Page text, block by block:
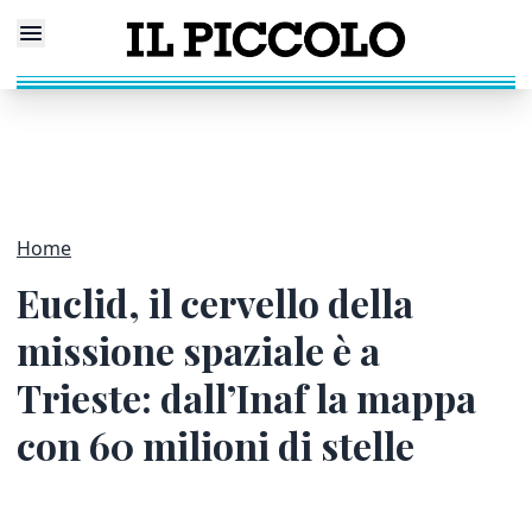
Home
Euclid, il cervello della
missione spaziale è a
Trieste: dall’Inaf la mappa
con 60 milioni di stelle